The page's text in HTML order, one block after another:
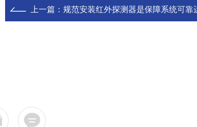
上一篇： 规范安装红外探测器是保障系统可靠